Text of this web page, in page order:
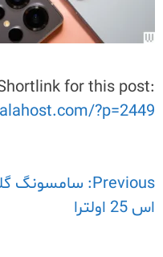
for this post:
?p=2449
راهبری
نوشته
Previous:
اس 25 اولترا